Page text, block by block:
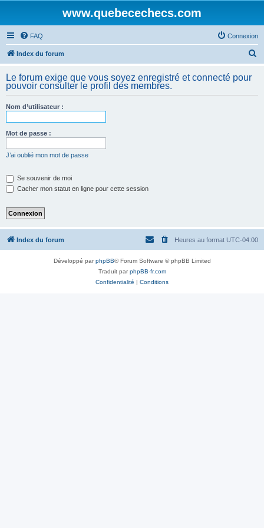
www.quebecechecs.com
FAQ Connexion
Index du forum
h
Le forum exige que vous soyez enregistré et connecté pour
pouvoir consulter le profil des membres.
Nom d’utilisateur :
Mot de passe :
J’ai oublié mon mot de passe
Se souvenir de moi
Cacher mon statut en ligne pour cette session
Index du forum Heures au format UTC-04:00
Développé parphpBB® Forum Software © phpBB Limited
Traduit parphpBB-fr.com
Confidentialité | Conditions